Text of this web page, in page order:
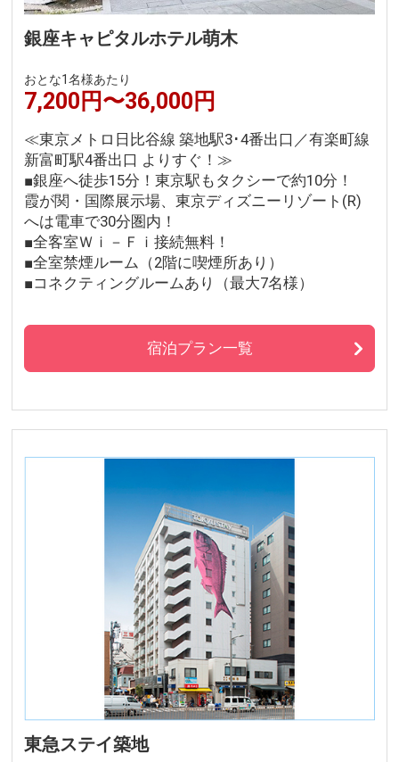
銀座キャピタルホテル萌木
おとな1名様あたり
7,200円〜36,000円
≪東京メトロ日比谷線 築地駅3･4番出口／有楽町線
新富町駅4番出口 よりすぐ！≫
■銀座へ徒歩15分！東京駅もタクシーで約10分！
霞が関・国際展示場、東京ディズニーリゾート(R)
へは電車で30分圏内！
■全客室Ｗｉ－Ｆｉ接続無料！
■全室禁煙ルーム（2階に喫煙所あり）
■コネクティングルームあり（最大7名様）
宿泊プラン一覧
東急ステイ築地